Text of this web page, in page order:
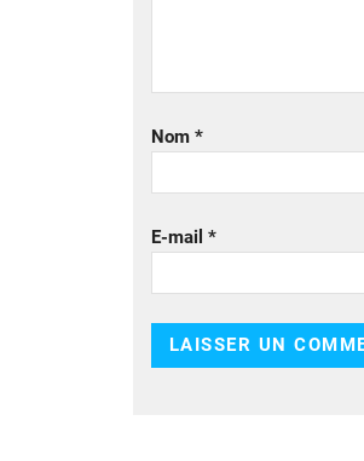
Nom *
E-mail *